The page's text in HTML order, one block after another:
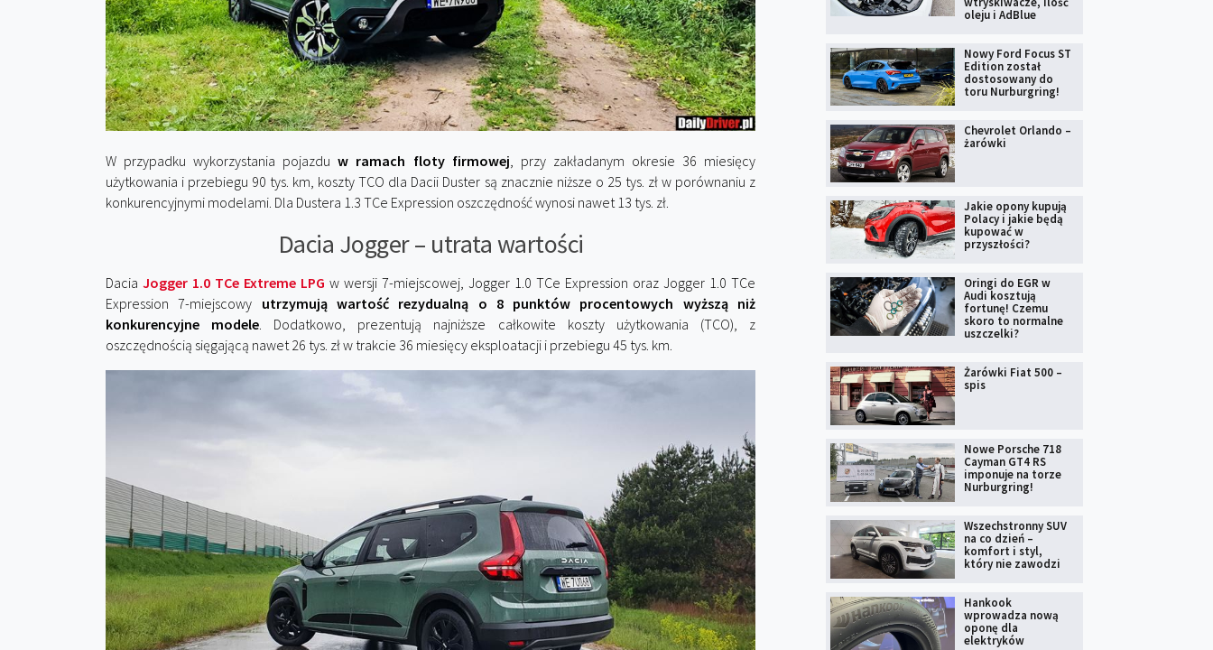
W przypadku wykorzystania pojazduw ramach floty firmowej, przy zakładanym okresie 36 miesięcy
użytkowania i przebiegu 90 tys. km, koszty TCO dla Dacii Duster są znacznie niższe o 25 tys. zł w porównaniu z
konkurencyjnymi modelami. Dla Dustera 1.3 TCe Expression oszczędność wynosi nawet 13 tys. zł.
Dacia Jogger – utrata wartości
Dacia Jogger 1.0 TCe Extreme LPG w wersji 7-miejscowej, Jogger 1.0 TCe Expression oraz Jogger 1.0 TCe
Expression 7-miejscowy utrzymują wartość rezydualną o 8 punktów procentowych wyższą niż
konkurencyjne modele. Dodatkowo, prezentują najniższe całkowite koszty użytkowania (TCO), z
oszczędnością sięgającą nawet 26 tys. zł w trakcie 36 miesięcy eksploatacji i przebiegu 45 tys. km.
oleju i AdBlue
Nowy Ford Focus ST
Edition został
dostosowany do
toru Nurburgring!
Chevrolet Orlando –
żarówki
Jakie opony kupują
Polacy i jakie będą
kupować w
przyszłości?
Oringi do EGR w
Audi kosztują
fortunę! Czemu
skoro to normalne
uszczelki?
Żarówki Fiat 500 –
spis
Nowe Porsche 718
Cayman GT4 RS
imponuje na torze
Nurburgring!
Wszechstronny SUV
na co dzień –
komfort i styl,
który nie zawodzi
Hankook
wprowadza nową
oponę dla
elektryków